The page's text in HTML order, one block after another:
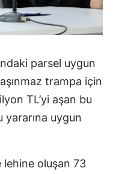
parsel uygun
trampa için
TL’yi aşan bu
yararına uygun
lehine oluşan 73